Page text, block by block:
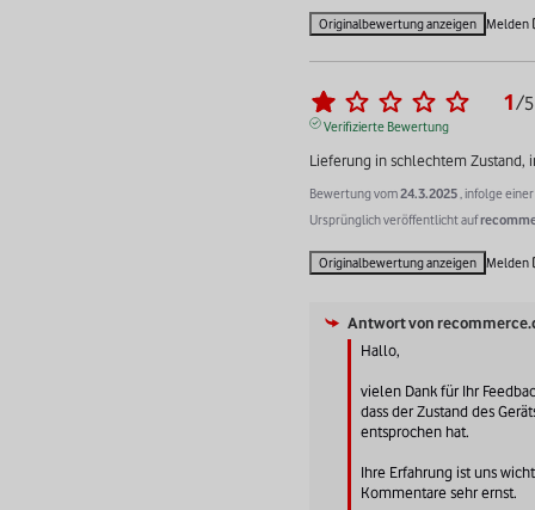
Originalbewertung anzeigen Melden
1/5
Verifizierte Bewertung
Lieferung in schlechtem Zustand,
Bewertung vom24.3.2025 , infolge
Ursprünglich veröffentlicht auf
Originalbewertung anzeigen Melden
Antwort von
Hallo,
vielen Dank für Ihr
dass der Zustand des
entsprochen hat.
Ihre Erfahrung ist uns
Kommentare sehr ernst.